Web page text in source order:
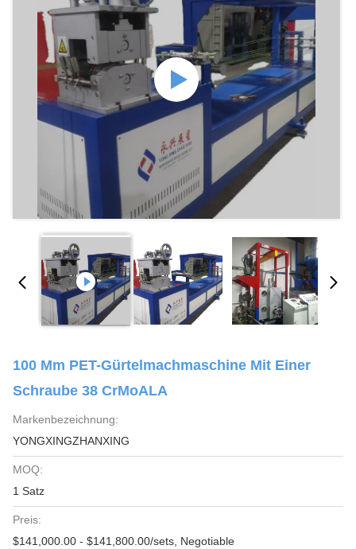
100 Mm PET-Gürtelmachmaschine Mit Einer
Schraube 38 CrMoALA
Markenbezeichnung:
YONGXINGZHANXING
MOQ:
1 Satz
Preis:
$141,000.00 - $141,800.00/sets, Negotiable